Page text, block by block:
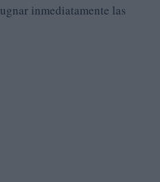
inmediatamente las